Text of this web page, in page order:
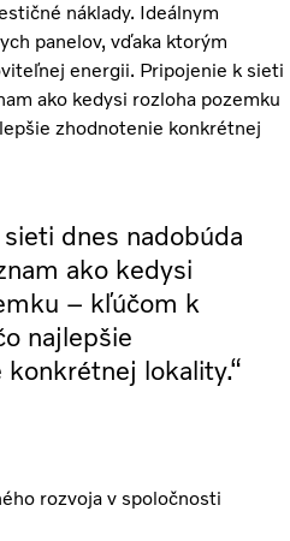
náklady. Ideálnym
panelov, vďaka ktorým
energii. Pripojenie k sieti
ako kedysi rozloha pozemku
zhodnotenie konkrétnej
dnes nadobúda
ako kedysi
– kľúčom k
najlepšie
lokality.“
rozvoja v spoločnosti